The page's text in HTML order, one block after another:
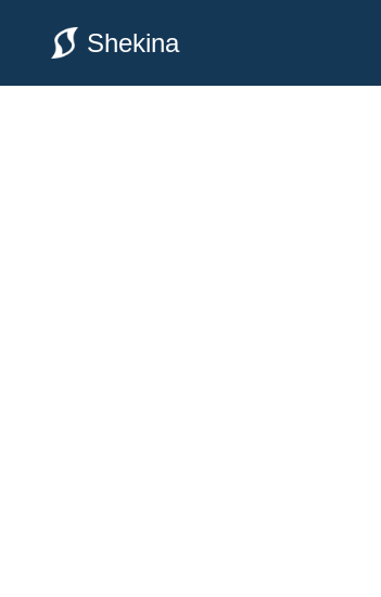
Shekina